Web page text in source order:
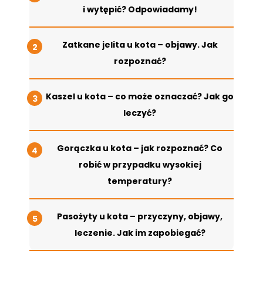
i wytępić? Odpowiadamy!
Zatkane jelita u kota – objawy. Jak
rozpoznać?
Kaszel u kota – co może oznaczać? Jak go
leczyć?
Gorączka u kota – jak rozpoznać? Co
robić w przypadku wysokiej
temperatury?
Pasożyty u kota – przyczyny, objawy,
leczenie. Jak im zapobiegać?